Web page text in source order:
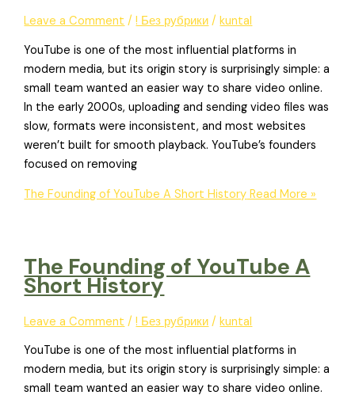
Leave a Comment /! Без рубрики /kuntal
YouTube is one of the most influential platforms in
modern media, but its origin story is surprisingly simple: a
small team wanted an easier way to share video online.
In the early 2000s, uploading and sending video files was
slow, formats were inconsistent, and most websites
weren’t built for smooth playback. YouTube’s founders
focused on removing
The Founding of YouTube A Short History Read More »
The Founding of YouTube A
Short History
Leave a Comment /! Без рубрики /kuntal
YouTube is one of the most influential platforms in
modern media, but its origin story is surprisingly simple: a
small team wanted an easier way to share video online.